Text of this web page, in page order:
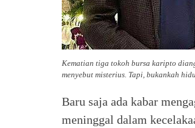
Kematian tiga tokoh bursa karipto
menyebut misterius. Tapi, bukankah
Baru saja ada kabar
meninggal dalam